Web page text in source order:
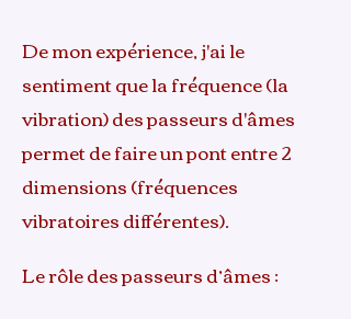
De mon expérience, j'ai le
sentiment que la fréquence (la
vibration) des passeurs d'âmes
permet de faire un pont entre 2
dimensions (fréquences
vibratoires différentes).
Le rôle des passeurs d’âmes :